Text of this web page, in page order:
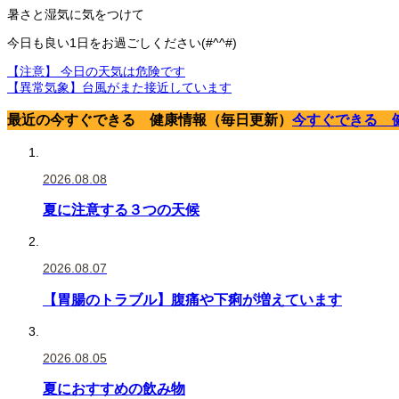
暑さと湿気に気をつけて
今日も良い1日をお過ごしください(#^^#)
【注意】 今日の天気は危険です
【異常気象】台風がまた接近しています
最近の今すぐできる 健康情報（毎日更新） 今すぐできる
2026.08.08
夏に注意する３つの天候
2026.08.07
【胃腸のトラブル】腹痛や下痢が増えています
2026.08.05
夏におすすめの飲み物